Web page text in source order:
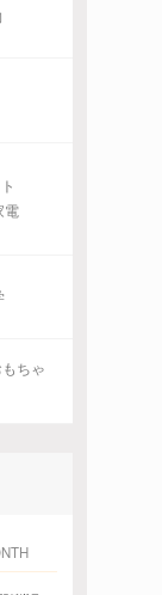
電
もちゃ